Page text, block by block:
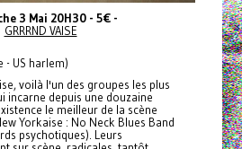
3 Mai 20H30 - 5€ -
GRRRND VAISE
- US harlem)
voilà l'un des groupes les plus
incarne depuis une douzaine
le meilleur de la scène
Yorkaise : No Neck Blues Band
psychotiques). Leurs